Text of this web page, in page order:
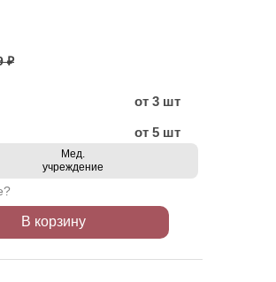
₽
от 3 шт
от 5 шт
Мед.
учреждение
В корзину